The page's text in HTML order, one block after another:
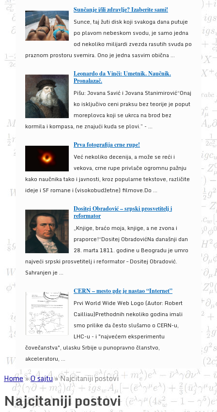
Sunčanje i/ili zdravlje? Izaberite sami!
Sunce, taj žuti disk koji svakoga dana putuje
po plavom nebeskom svodu, je samo jedna
od nekoliko milijardi zvezda rasutih svuda po
praznom prostoru svemira. Ono je jedna sasvim obična ...
Leonardo da Vinči: Umetnik. Naučnik.
Pronalazač.
Pišu: Jovana Savić i Jovana Stanimirović“Onaj
ko isključivo ceni praksu bez teorije je poput
moreplovca koji se ukrca na brod bez
kormila i kompasa, ne znajući kuda se plovi.” - ...
Prva fotografija crne rupe!
Već nekoliko decenija, a može se reći i
vekova, crne rupe privlače ogromnu pažnju
kako naučnika tako i javnosti, kroz popularne tekstove, različite
ideje i SF romane i (visokobudžetne) filmove.Do ...
Dositej Obradović – srpski prosvetitelj i
reformator
„Knjige, braćo moja, knjige, a ne zvona i
praporce!“Dositej ObradovićNa današnji dan
28. marta 1811. godine u Beogradu je umro
najveći srpski prosvetitelj i reformator – Dositej Obradović.
Sahranjen je ...
CERN – mesto gde je nastao “Internet”
Prvi World Wide Web Logo (Autor: Robert
Cailliau)Prethodnih nekoliko godina imali
smo prilike da često slušamo o CERN-u,
LHC-u - i "najvećem eksperimentu
čovečanstva", ulasku Srbije u punopravno članstvo,
akceleratoru, ...
Home»O sajtu»Najcitaniji postovi
Najcitaniji postovi